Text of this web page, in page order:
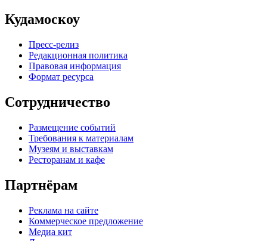
Кудамоскоу
Пресс-релиз
Редакционная политика
Правовая информация
Формат ресурса
Сотрудничество
Размещение событий
Требования к материалам
Музеям и выставкам
Ресторанам и кафе
Партнёрам
Реклама на сайте
Коммерческое предложение
Медиа кит